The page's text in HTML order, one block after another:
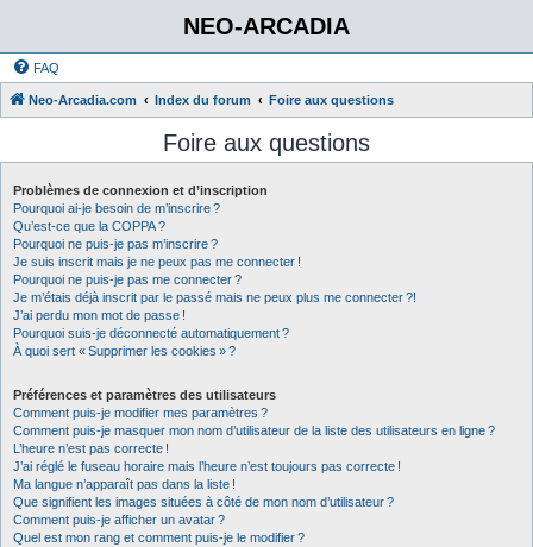
NEO-ARCADIA
FAQ
Neo-Arcadia.com Index du forum Foire aux questions
Foire aux questions
Problèmes de connexion et d’inscription
Pourquoi ai-je besoin de m’inscrire ?
Qu’est-ce que la COPPA ?
Pourquoi ne puis-je pas m’inscrire ?
Je suis inscrit mais je ne peux pas me connecter !
Pourquoi ne puis-je pas me connecter ?
Je m’étais déjà inscrit par le passé mais ne peux plus me connecter ?!
J’ai perdu mon mot de passe !
Pourquoi suis-je déconnecté automatiquement ?
À quoi sert « Supprimer les cookies » ?
Préférences et paramètres des utilisateurs
Comment puis-je modifier mes paramètres ?
Comment puis-je masquer mon nom d’utilisateur de la liste des utilisateurs en ligne ?
L’heure n’est pas correcte !
J’ai réglé le fuseau horaire mais l’heure n’est toujours pas correcte !
Ma langue n’apparaît pas dans la liste !
Que signifient les images situées à côté de mon nom d’utilisateur ?
Comment puis-je afficher un avatar ?
Quel est mon rang et comment puis-je le modifier ?